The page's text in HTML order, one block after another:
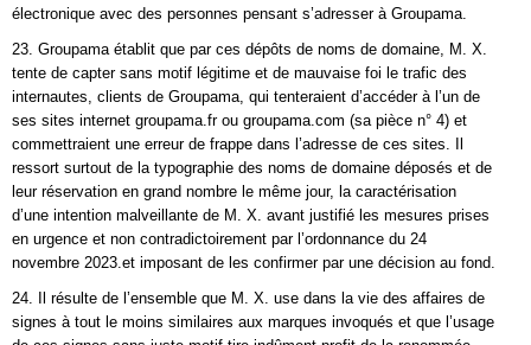
électronique avec des personnes pensant s’adresser à Groupama.
23. Groupama établit que par ces dépôts de noms de domaine, M. X.
tente de capter sans motif légitime et de mauvaise foi le trafic des
internautes, clients de Groupama, qui tenteraient d’accéder à l’un de
ses sites internet groupama.fr ou groupama.com (sa pièce n° 4) et
commettraient une erreur de frappe dans l’adresse de ces sites. Il
ressort surtout de la typographie des noms de domaine déposés et de
leur réservation en grand nombre le même jour, la caractérisation
d’une intention malveillante de M. X. avant justifié les mesures prises
en urgence et non contradictoirement par l’ordonnance du 24
novembre 2023.et imposant de les confirmer par une décision au fond.
24. Il résulte de l’ensemble que M. X. use dans la vie des affaires de
signes à tout le moins similaires aux marques invoqués et que l’usage